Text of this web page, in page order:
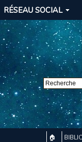
RÉSEAU SOCIAL
🏠